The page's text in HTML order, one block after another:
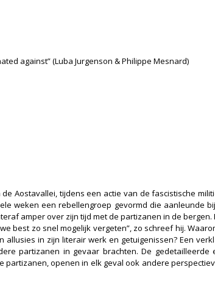
against” (Luba Jurgenson & Philippe Mesnard)
Aostavallei, tijdens een actie van de fascistische
weken een rebellengroep gevormd die aanleunde
amper over zijn tijd met de partizanen in de
zo snel mogelijk vergeten”, zo schreef hij.
in zijn literair werk en getuigenissen? Een
partizanen in gevaar brachten. De
openen in elk geval ook andere